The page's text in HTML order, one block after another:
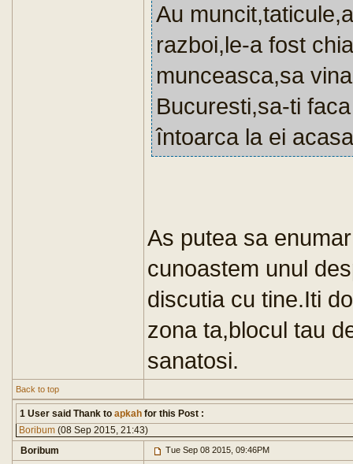
Au
razboi,le-a fost
munceasca,sa
Bucuresti,sa-ti
întoarca la ei
As putea sa
cunoastem unul
discutia cu tine.Iti
zona ta,blocul tau
sanatosi.
Back to top
1 User said Thank to apkah for this Post :
Boribum (08 Sep 2015, 21:43)
Boribum
Tue Sep 08 2015, 09:46PM